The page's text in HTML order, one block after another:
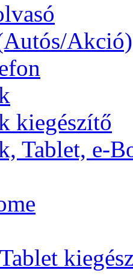
Akció)
kiegészítő
Tablet, e-